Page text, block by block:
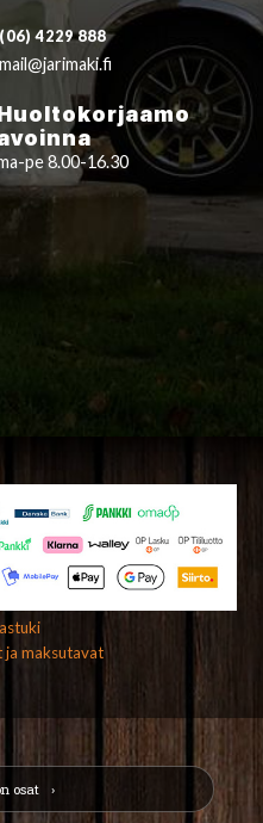
(06) 4229 888
mail@jarimaki.fi
pe 8.00-16.30
ja maksutavat
osat